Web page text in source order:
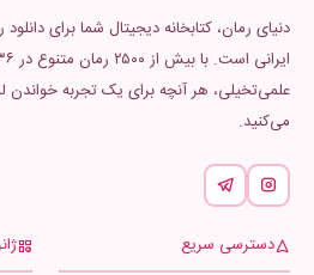
دنیای رمان، کتابخانه دیجیتال شما برای
علمی‌تخیلی، هر آنچه برای یک تجربه خواندن
می‌کنید.
دسترسی سریع